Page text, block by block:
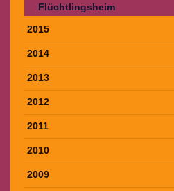
Flüchtlingsheim
2015
2014
2013
2012
2011
2010
2009